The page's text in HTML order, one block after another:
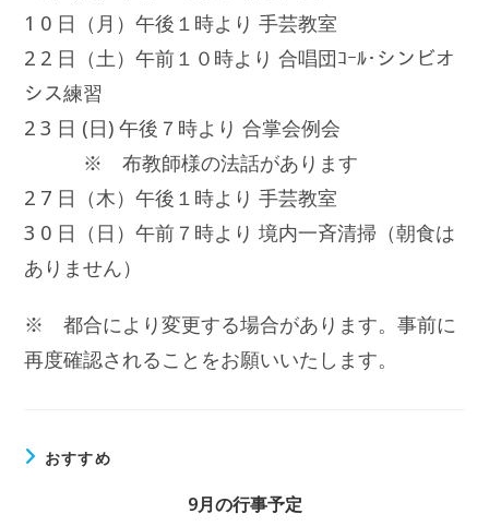
1 0 日（月）午後１時より 手芸教室
2 2 日（土）午前１０時より 合唱団ｺｰﾙ･シンビオ
シス練習
2 3 日 (日) 午後７時より 合掌会例会
※ 布教師様の法話があります
2 7 日（木）午後１時より 手芸教室
3 0 日（日）午前７時より 境内一斉清掃（朝食は
ありません）
※ 都合により変更する場合があります。事前に
再度確認されることをお願いいたします。
おすすめ
9月の行事予定